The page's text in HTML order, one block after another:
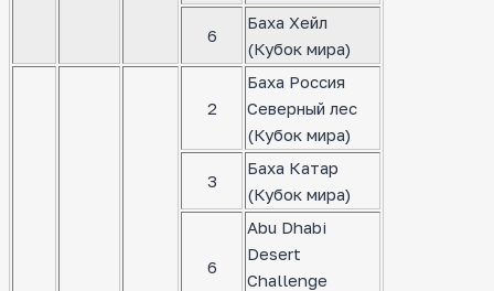
6
Баха Хейл
(Кубок мира)
2
Баха Россия
Северный лес
(Кубок мира)
3
Баха Катар
(Кубок мира)
6
Abu Dhabi
Desert
Challenge